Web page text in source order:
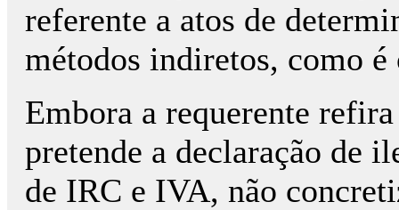
referente a atos de
métodos indiretos, como é
Embora a requerente
pretende a declaração de
de IRC e IVA, não